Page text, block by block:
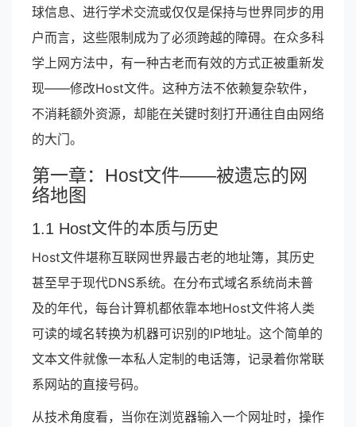
球信息、进行学术交流或仅仅是保持与世界同步的用
户而言，这些限制成为了必须跨越的障碍。在众多科
学上网方法中，有一种古老而有效的方式正被重新发
现——修改Host文件。这种方法不依赖复杂软件，
不消耗额外资源，却能在关键时刻打开通往自由网络
的大门。
第一章：Host文件——被遗忘的网
络地图
1.1 Host文件的本质与历史
Host文件堪称互联网世界最古老的地址簿，其历史
甚至早于现代DNS系统。在分布式域名系统尚未普
及的年代，每台计算机都依靠本地Host文件将人类
可读的域名转换为机器可识别的IP地址。这个简单的
文本文件就像一本私人定制的电话簿，记录着你常联
系网站的直接号码。
从技术角度看，当你在浏览器输入一个网址时，操作